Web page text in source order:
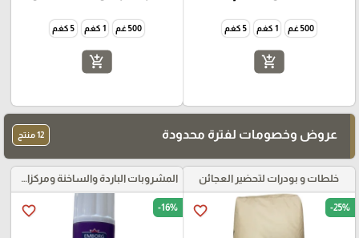
500 غم 1 كغم 5 كغم
add_shopping_cart
500 غم 1 كغم 5 كغم
add_shopping_cart
عروض وخصومات لفترة محدودة 12 منتج
خلطات و بودرات لتحضير العجائن
favorite_border -25%
المشروبات الباردة والساخنة ومركزات الموهيتو
favorite_border -16%